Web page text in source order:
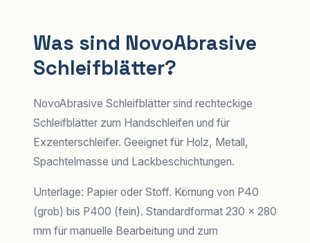
Was sind NovoAbrasive
Schleifblätter?
NovoAbrasive Schleifblätter sind rechteckige
Schleifblätter zum Handschleifen und für
Exzenterschleifer. Geeignet für Holz, Metall,
Spachtelmasse und Lackbeschichtungen.
Unterlage: Papier oder Stoff. Körnung von P40
(grob) bis P400 (fein). Standardformat 230 × 280
mm für manuelle Bearbeitung und zum